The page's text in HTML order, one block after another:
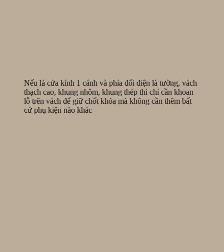
Nếu là cửa kính 1 cánh và phía đối diện là tường, vách
thạch cao, khung nhôm, khung thép thì chỉ cần khoan
lỗ trên vách để giữ chốt khóa mà không cần thêm bất
cứ phụ kiện nào khác